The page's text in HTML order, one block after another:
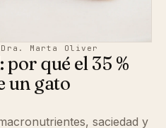
Marta Oliver
qué el 35 %
un gato
saciedad y